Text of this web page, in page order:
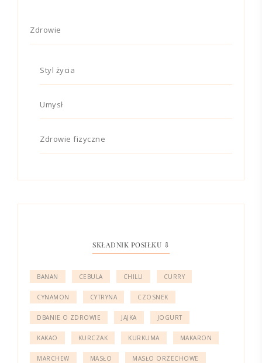
Zdrowie
Styl życia
Umysł
Zdrowie fizyczne
SKŁADNIK POSIŁKU ⇩
BANAN CEBULA CHILLI CURRY
CYNAMON CYTRYNA CZOSNEK
DBANIE O ZDROWIE JAJKA JOGURT
KAKAO KURCZAK KURKUMA MAKARON
MARCHEW MASŁO MASŁO ORZECHOWE